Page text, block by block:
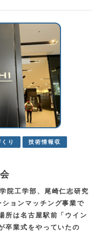
実績
1422
せ
り 技術情報収
院工学部、尾崎仁志研究
ョンマッチング事業で
所は名古屋駅前「ウイン
卒業式をやっていたの